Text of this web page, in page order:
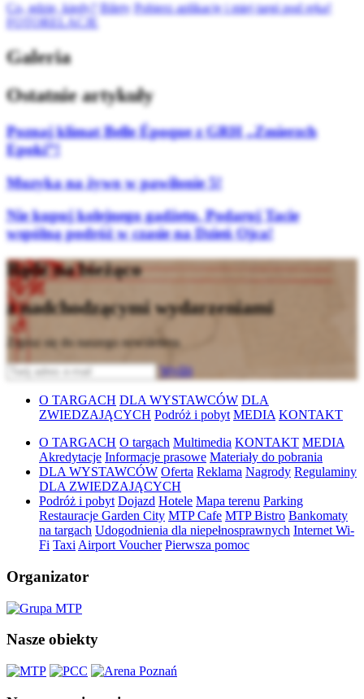
Co, gdzie, kiedy? Bilety Pobierz aplikację i miej targi pod ręką!
FOTORELACJE
Galeria
Ostatnie artykuły
Poznaj klimat Belle Époque z GRH „Zmierzch
Epoki”!
Muzyka na żywo w pawilonie 5!
Nie kupuj kolejnego gadżetu. Podaruj Tacie
wspólną podróż w czasie na Dzień Ojca!
Bądź na bieżąco
z nadchodzącymi wydarzeniami
Zapisz się do naszego newslettera
Wyślij
O TARGACH DLA WYSTAWCÓW DLA
ZWIEDZAJĄCYCH Podróż i pobyt MEDIA KONTAKT
O TARGACH O targach Multimedia KONTAKT MEDIA
Akredytacje Informacje prasowe Materiały do pobrania
DLA WYSTAWCÓW Oferta Reklama Nagrody Regulaminy
DLA ZWIEDZAJĄCYCH
Podróż i pobyt Dojazd Hotele Mapa terenu Parking
Restauracje Garden City MTP Cafe MTP Bistro Bankomaty
na targach Udogodnienia dla niepełnosprawnych Internet Wi-
Fi Taxi Airport Voucher Pierwsza pomoc
Organizator
Nasze obiekty